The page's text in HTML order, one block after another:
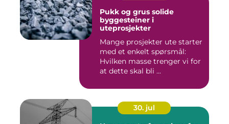
Pukk og grus solide
byggesteiner i
uteprosjekter
Mange prosjekter ute starter
med et enkelt spørsmål:
Hvilken masse trenger vi for
at dette skal bli ...
30. jul